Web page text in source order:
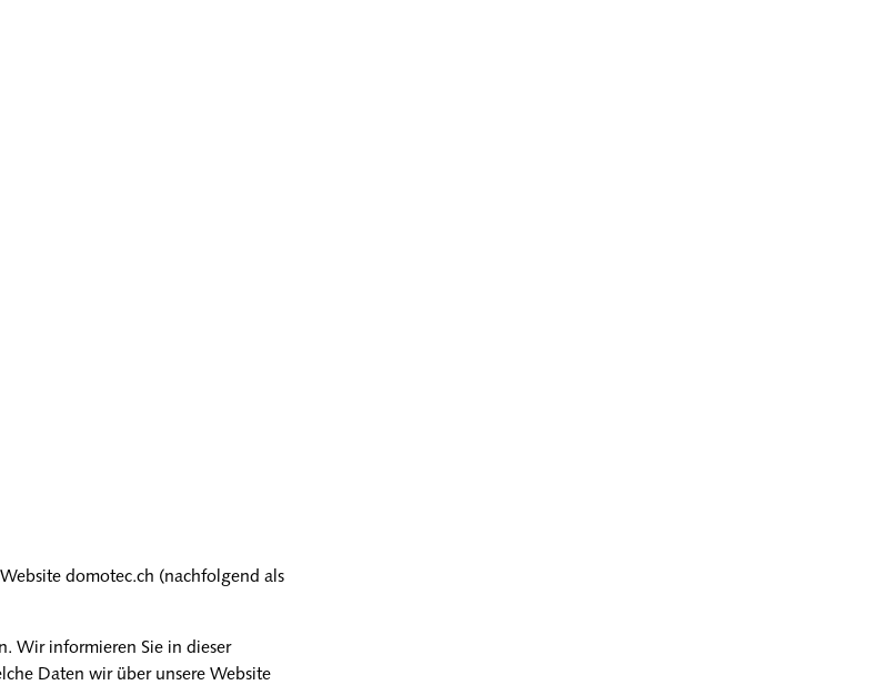
domotec.ch (nachfolgend als
Wir informieren Sie in dieser
Daten wir über unsere Website